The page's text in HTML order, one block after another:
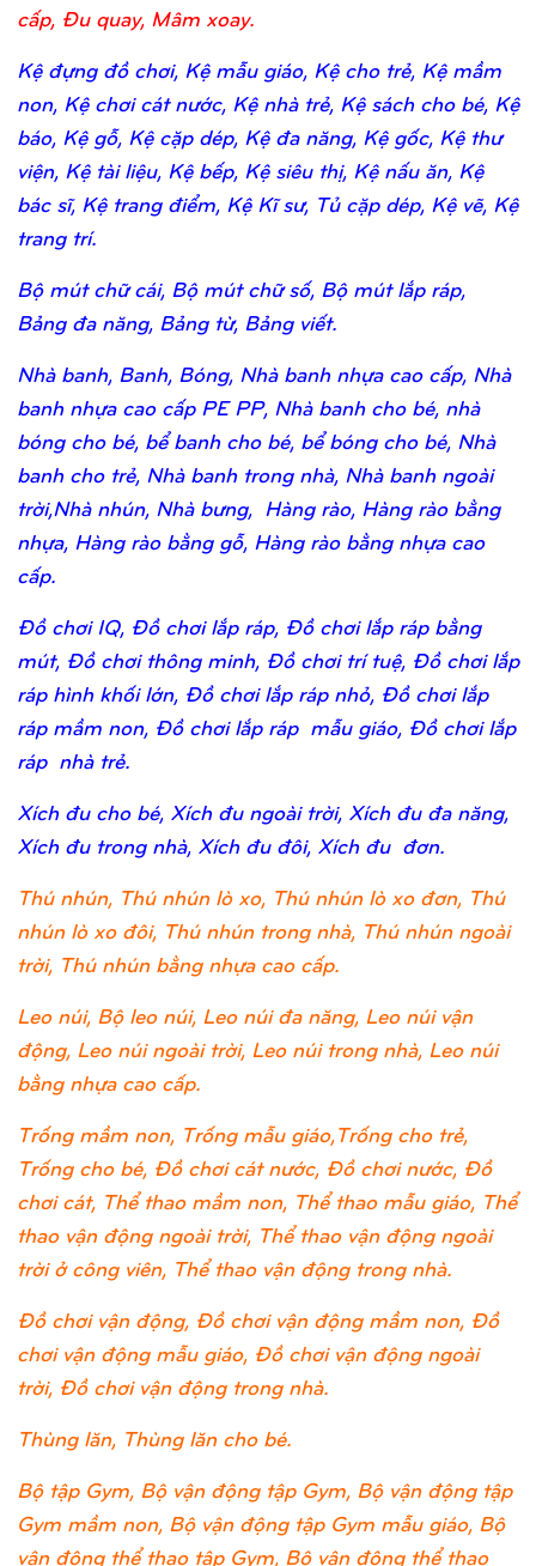
cấp, Đu quay, Mâm xoay.
Kệ đựng đồ chơi, Kệ mẫu giáo, Kệ cho trẻ, Kệ mầm
non, Kệ chơi cát nước, Kệ nhà trẻ, Kệ sách cho bé, Kệ
báo, Kệ gỗ, Kệ cặp dép, Kệ đa năng, Kệ gốc, Kệ thư
viện, Kệ tài liệu, Kệ bếp, Kệ siêu thị, Kệ nấu ăn, Kệ
bác sĩ, Kệ trang điểm, Kệ Kĩ sư, Tủ cặp dép, Kệ vẽ, Kệ
trang trí.
Bộ mút chữ cái, Bộ mút chữ số, Bộ mút lắp ráp,
Bảng đa năng, Bảng từ, Bảng viết.
Nhà banh, Banh, Bóng, Nhà banh nhựa cao cấp, Nhà
banh nhựa cao cấp PE PP, Nhà banh cho bé, nhà
bóng cho bé, bể banh cho bé, bể bóng cho bé, Nhà
banh cho trẻ, Nhà banh trong nhà, Nhà banh ngoài
trời,Nhà nhún, Nhà bưng, Hàng rào, Hàng rào bằng
nhựa, Hàng rào bằng gỗ, Hàng rào bằng nhựa cao
cấp.
Đồ chơi IQ, Đồ chơi lắp ráp, Đồ chơi lắp ráp bằng
mút, Đồ chơi thông minh, Đồ chơi trí tuệ, Đồ chơi lắp
ráp hình khối lớn, Đồ chơi lắp ráp nhỏ, Đồ chơi lắp
ráp mầm non, Đồ chơi lắp ráp mẫu giáo, Đồ chơi lắp
ráp nhà trẻ.
Xích đu cho bé, Xích đu ngoài trời, Xích đu đa năng,
Xích đu trong nhà, Xích đu đôi, Xích đu đơn.
Thú nhún, Thú nhún lò xo, Thú nhún lò xo đơn, Thú
nhún lò xo đôi, Thú nhún trong nhà, Thú nhún ngoài
trời, Thú nhún bằng nhựa cao cấp.
Leo núi, Bộ leo núi, Leo núi đa năng, Leo núi vận
động, Leo núi ngoài trời, Leo núi trong nhà, Leo núi
bằng nhựa cao cấp.
Trống mầm non, Trống mẫu giáo,Trống cho trẻ,
Trống cho bé, Đồ chơi cát nước, Đồ chơi nước, Đồ
chơi cát, Thể thao mầm non, Thể thao mẫu giáo, Thể
thao vận động ngoài trời, Thể thao vận động ngoài
trời ở công viên, Thể thao vận động trong nhà.
Đồ chơi vận động, Đồ chơi vận động mầm non, Đồ
chơi vận động mẫu giáo, Đồ chơi vận động ngoài
trời, Đồ chơi vận động trong nhà.
Thùng lăn, Thùng lăn cho bé.
Bộ tập Gym, Bộ vận động tập Gym, Bộ vận động tập
Gym mầm non, Bộ vận động tập Gym mẫu giáo, Bộ
vận động thể thao tập Gym, Bộ vận động thể thao